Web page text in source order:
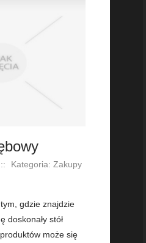
::
Kategoria: Zakupy
gdzie znajdzie
doskonały stół
może się